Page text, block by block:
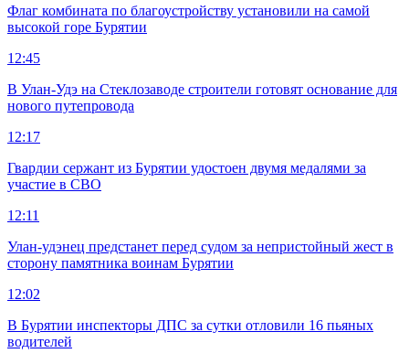
Флаг комбината по благоустройству установили на самой
высокой горе Бурятии
12:45
В Улан-Удэ на Стеклозаводе строители готовят основание для
нового путепровода
12:17
Гвардии сержант из Бурятии удостоен двумя медалями за
участие в СВО
12:11
Улан-удэнец предстанет перед судом за непристойный жест в
сторону памятника воинам Бурятии
12:02
В Бурятии инспекторы ДПС за сутки отловили 16 пьяных
водителей